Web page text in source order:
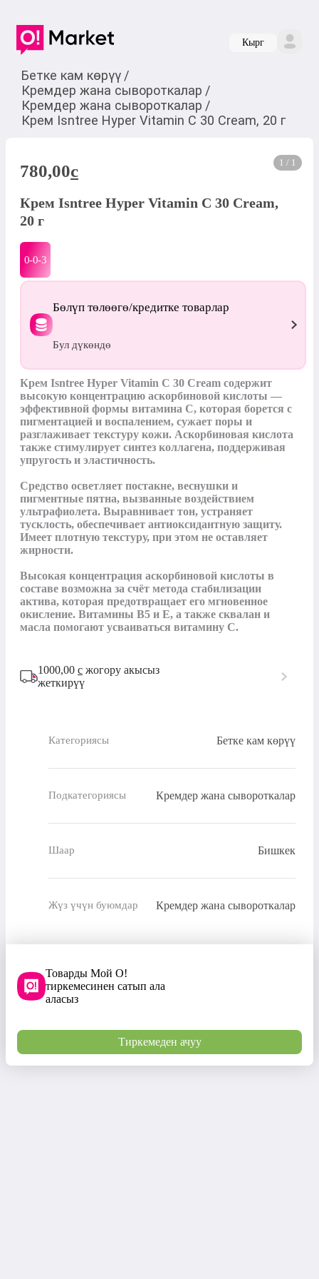
Кырг
Бетке кам көрүү /
Кремдер жана сывороткалар /
Кремдер жана сывороткалар /
Крем Isntree Hyper Vitamin C 30 Cream, 20 г
1 / 1
780,00c
Крем Isntree Hyper Vitamin C 30 Cream,
20 г
0-0-3
Бөлүп төлөөгө/кредитке товарлар
Бул дүкөндө
Крем Isntree Hyper Vitamin C 30 Cream содержит
высокую концентрацию аскорбиновой кислоты —
эффективной формы витамина C, которая борется с
пигментацией и воспалением, сужает поры и
разглаживает текстуру кожи. Аскорбиновая кислота
также стимулирует синтез коллагена, поддерживая
упругость и эластичность.
Средство осветляет постакне, веснушки и
пигментные пятна, вызванные воздействием
ультрафиолета. Выравнивает тон, устраняет
тусклость, обеспечивает антиоксидантную защиту.
Имеет плотную текстуру, при этом не оставляет
жирности.
Высокая концентрация аскорбиновой кислоты в
составе возможна за счёт метода стабилизации
актива, которая предотвращает его мгновенное
окисление. Витамины B5 и E, а также сквалан и
масла помогают усваиваться витамину C.
1000,00 с жогору акысыз
жеткирүү
Категориясы Бетке кам көрүү
Подкатегориясы Кремдер жана сывороткалар
Шаар Бишкек
Жүз үчүн буюмдар Кремдер жана сывороткалар
Товарды Мой О!
тиркемесинен сатып ала
аласыз
Тиркемеден ачуу